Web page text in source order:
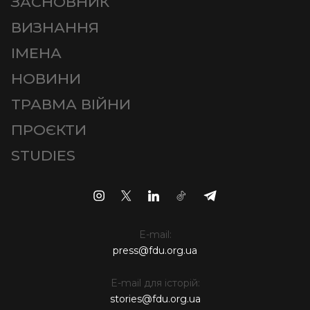
ВИЗНАННЯ
ІМЕНА
НОВИНИ
ТРАВМА ВІЙНИ
ПРОЄКТИ
STUDIES
E-mail:
press@fdu.org.ua
E-mail для історій:
stories@fdu.org.ua